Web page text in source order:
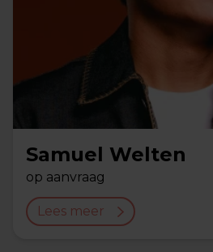
Samuel Welten
op aanvraag
Lees meer